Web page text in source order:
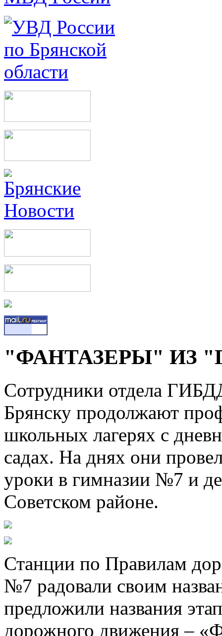
"ФАНТАЗЕРЫ" ИЗ
Сотрудники отдела
Брянску продолжают
школьных лагерях с
садах. На днях они
уроки в гимназии №7 и
Советском районе.
Станции по Правилам
№7 радовали своим
предложили названия
дорожного движения –